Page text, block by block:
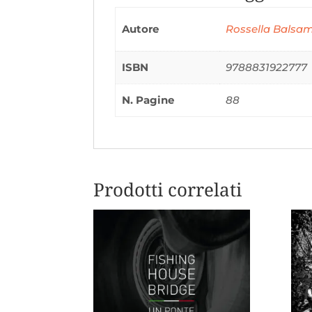
Autore Rossella
ISBN 9788831922777
N. Pagine 88
Prodotti correlati